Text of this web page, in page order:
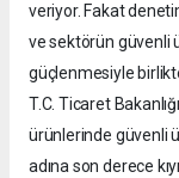
veriyor. Fakat
ve sektörün güvenli
güçlenmesiyle
T.C. Ticaret
ürünlerinde güvenli
adına son derece